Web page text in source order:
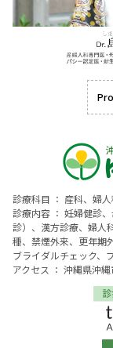
診療科目 ： 産科、婦
診療内容 ： 妊婦健診
診）、漢方診療、婦人
種、禁煙外来、更年期
ブライダルチェック、
アクセス ： 沖縄県沖